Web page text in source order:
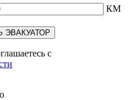
КМ
ЭВАКУАТОР
с